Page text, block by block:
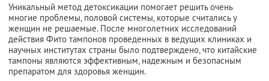
Уникальный метод детоксикации помогает решить очень
многие проблемы, половой системы, которые считались у
женщин не решаемые. После многолетних исследований
действия Фито тампонов проведенных в ведущих клиниках и
научных институтах страны было подтверждено, что китайские
тампоны являются эффективным, надежным и безопасным
препаратом для здоровья женщин.